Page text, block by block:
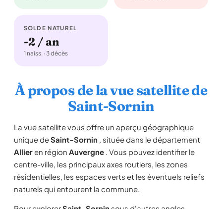
SOLDE NATUREL
-2 / an
1 naiss. · 3 décès
À propos de la vue satellite de
Saint-Sornin
La vue satellite vous offre un aperçu géographique
unique deSaint-Sornin , située dans le département
Allieren région Auvergne . Vous pouvez identifier le
centre-ville, les principaux axes routiers, les zones
résidentielles, les espaces verts et les éventuels reliefs
naturels qui entourent la commune.